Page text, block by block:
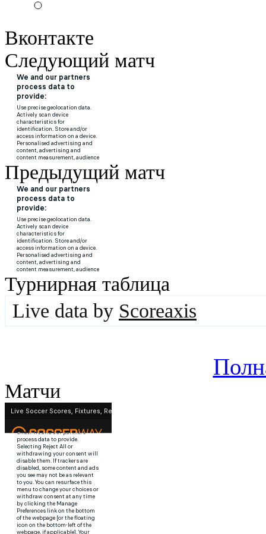
Вконтакте
Следующий матч
Предыдущий матч
Турнирная таблица
Live data by Scoreaxis
Матчи